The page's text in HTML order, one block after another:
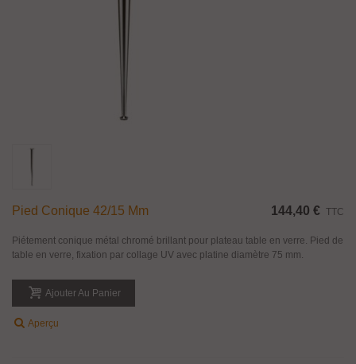
Pied Conique 42/15 Mm 144,40 € TTC
Piétement conique métal chromé brillant pour plateau table en verre. Pied de
table en verre, fixation par collage UV avec platine diamètre 75 mm.
Ajouter Au Panier
Aperçu